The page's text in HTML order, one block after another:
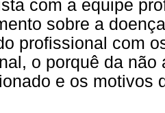
com a equipe
sobre a
profissional com
o porquê da
e os motivos